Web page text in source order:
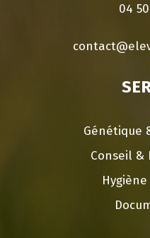
04
Génétique
Conseil &